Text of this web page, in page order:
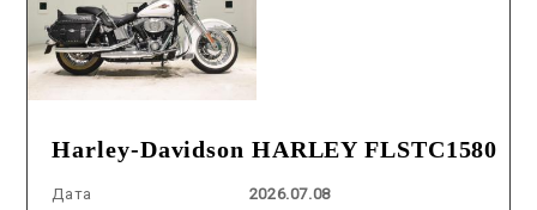
Harley-Davidson HARLEY FLSTC1580
Дата
2026.07.08